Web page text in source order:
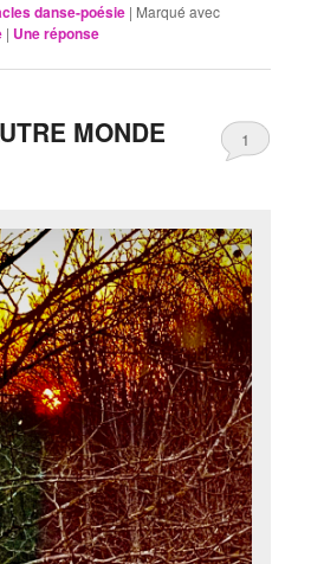
danse-poésie | Marqué avec
| Uneréponse
MONDE 1